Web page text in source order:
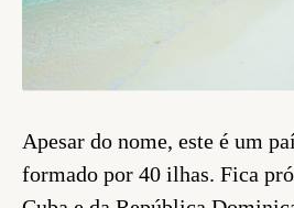
Apesar do nome, este é um
formado por 40 ilhas. Fica